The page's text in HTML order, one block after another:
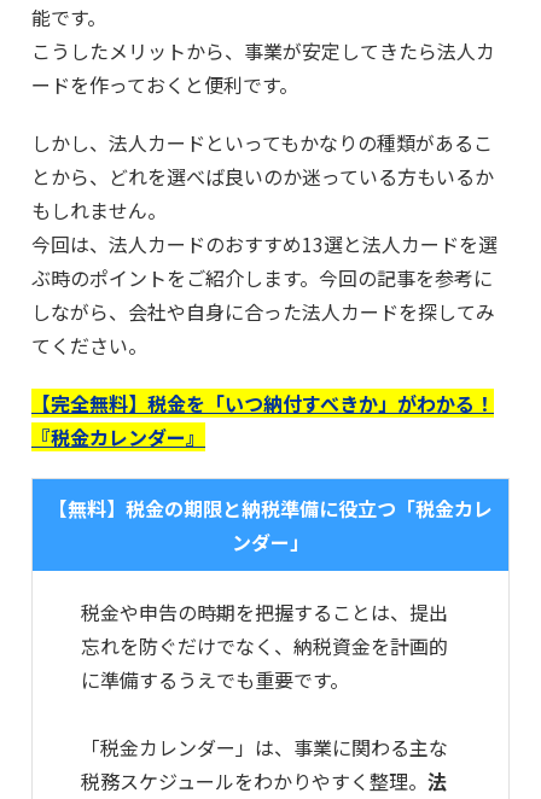
能です。
こうしたメリットから、事業が安定してきたら法人カ
ードを作っておくと便利です。
しかし、法人カードといってもかなりの種類があるこ
とから、どれを選べば良いのか迷っている方もいるか
もしれません。
今回は、法人カードのおすすめ13選と法人カードを選
ぶ時のポイントをご紹介します。今回の記事を参考に
しながら、会社や自身に合った法人カードを探してみ
てください。
【完全無料】税金を「いつ納付すべきか」がわかる！
『税金カレンダー』
【無料】税金の期限と納税準備に役立つ「税金カレ
ンダー」
税金や申告の時期を把握することは、提出
忘れを防ぐだけでなく、納税資金を計画的
に準備するうえでも重要です。
「税金カレンダー」は、事業に関わる主な
税務スケジュールをわかりやすく整理。 法